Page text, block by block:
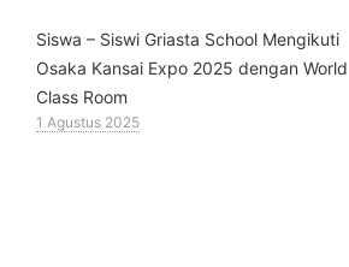
Siswa – Siswi Griasta School Mengikuti
Osaka Kansai Expo 2025 dengan World
Class Room
1 Agustus 2025